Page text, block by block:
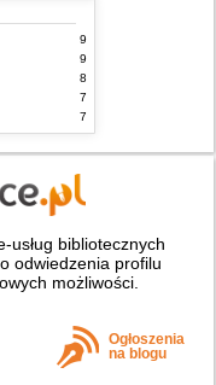
9
9
8
7
7
usług bibliotecznych
odwiedzenia profilu
możliwości.
Ogłoszenia
na blogu